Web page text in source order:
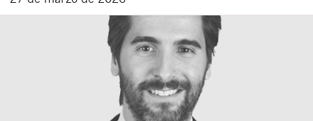
Acepto recibir comunicaciones sobre nuevos
artículos legales.
condiciones
legales
de
privacidad
Al pulsar el botón de envío manifiesta haber leído la siguiente
información básica sobre privacidad: El responsable del tratamiento
es Buades Legal S.L. La finalidad es la atención a su solicitud. Tiene
derecho a acceder, rectificar y suprimir los datos, así como otros
derechos como se explica en lapolítica de privacidad de nuestra web